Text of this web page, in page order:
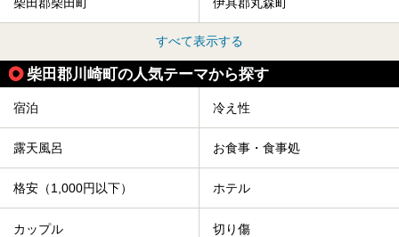
柴田郡柴田町 伊具郡丸森町
すべて表示する
柴田郡川崎町の人気テーマから探す
宿泊 冷え性
露天風呂 お食事・食事処
格安（1,000円以下） ホテル
カップル 切り傷